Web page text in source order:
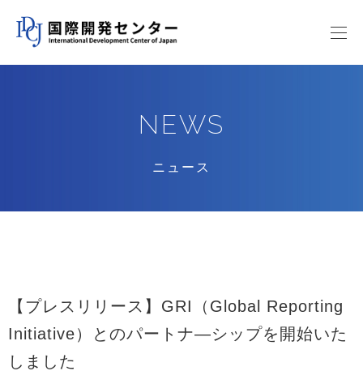
NEWS
ニュース
【プレスリリース】GRI（Global Reporting
Initiative）とのパートナ―シップを開始いた
しました